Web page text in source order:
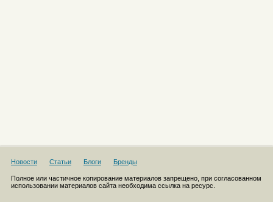
Новости Статьи Блоги Бренды
Полное или частичное копирование материалов запрещено, при согласованном
использовании материалов сайта необходима ссылка на ресурс.